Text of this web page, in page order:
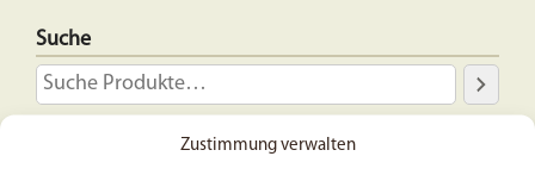
Zustimmung verwalten
Suche